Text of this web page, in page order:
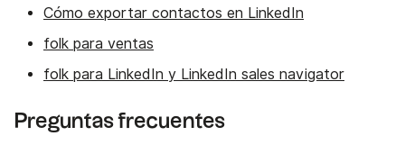
Cómo exportar contactos en LinkedIn
folk para ventas
folk para LinkedIn y LinkedIn sales navigator
Preguntas frecuentes